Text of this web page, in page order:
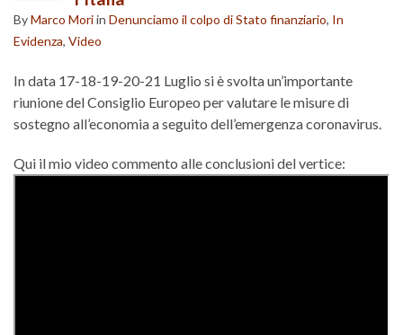
ByMarco Moriin Denunciamo il colpo di Stato finanziario, In
Evidenza, Video
In data 17-18-19-20-21 Luglio si è svolta un’importante
riunione del Consiglio Europeo per valutare le misure di
sostegno all’economia a seguito dell’emergenza coronavirus.
Qui il mio video commento alle conclusioni del vertice: